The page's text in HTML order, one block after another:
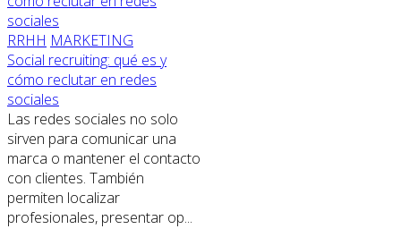
RRHH MARKETING
Social recruiting: qué es y
cómo reclutar en redes
sociales
Las redes sociales no solo
sirven para comunicar una
marca o mantener el contacto
con clientes. También
permiten localizar
profesionales, presentar op...